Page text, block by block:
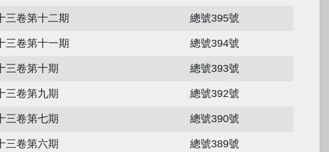
三卷第十二期 總號395號
三卷第十一期 總號394號
三卷第十期 總號393號
三卷第九期 總號392號
三卷第七期 總號390號
三卷第六期 總號389號